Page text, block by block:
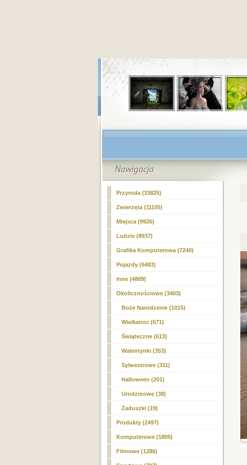
Przyroda (33825)
Zwierzęta (11105)
Miejsca (9926)
Ludzie (8937)
Grafika Komputerowa (7240)
Pojazdy (6483)
Inne (4809)
Okolicznościowe(3403)
Boże Narodzenie (1015)
Wielkanoc (671)
Świąteczne (613)
Walentynki (353)
Sylwestrowe (311)
Halloween (201)
Urodzinowe (38)
Zaduszki (19)
Produkty (2497)
Komputerowe (1805)
Filmowe (1286)